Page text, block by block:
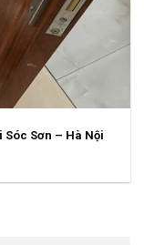
Sơn – Hà Nội